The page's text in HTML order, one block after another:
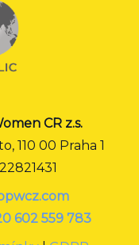
CR z.s.
110 00 Praha 1
602 559 783